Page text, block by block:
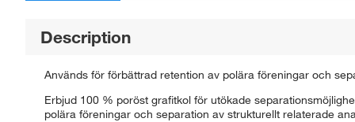
Description
Används för förbättrad retention av polära föreningar och
Erbjud 100 % poröst grafitkol för utökade
polära föreningar och separation av strukturellt relaterade